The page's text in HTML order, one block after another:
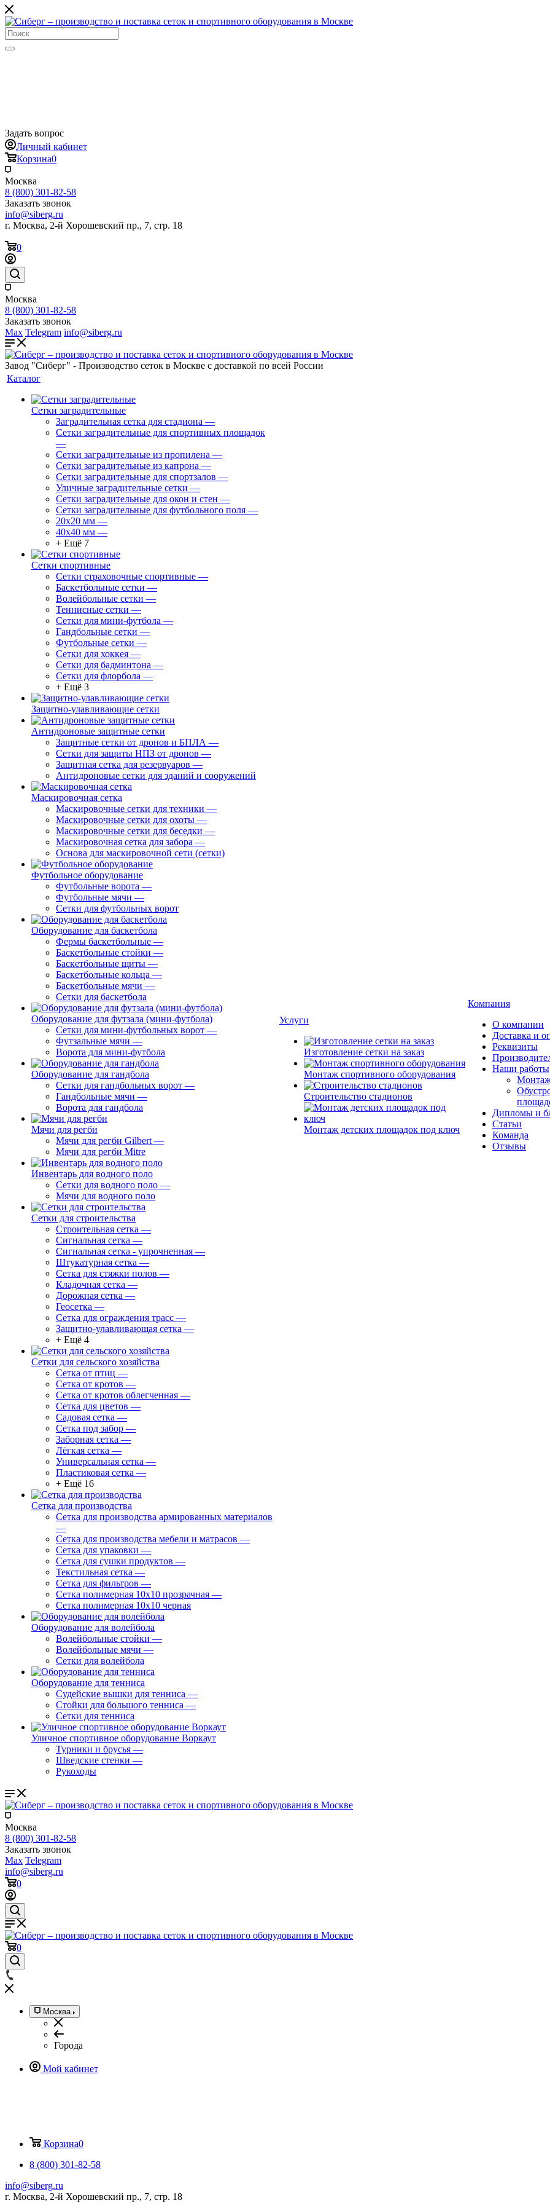
Задать вопрос
Личный кабинет
Корзина0
Москва
8 (800) 301-82-58
Заказать звонок
info@siberg.ru
г. Москва, 2-й Хорошевский пр., 7, стр. 18
0
Москва
8 (800) 301-82-58
Заказать звонок
Max Telegram info@siberg.ru
Завод "Сиберг" - Производство сеток в Москве с доставкой по всей России
Каталог
Сетки заградительные
Заградительная сетка для стадиона —
Сетки заградительные для спортивных площадок
—
Сетки заградительные из пропилена —
Сетки заградительные из капрона —
Сетки заградительные для спортзалов —
Уличные заградительные сетки —
Сетки заградительные для окон и стен —
Сетки заградительные для футбольного поля —
20х20 мм —
40х40 мм —
+ Ещё 7
Сетки спортивные
Сетки страховочные спортивные —
Баскетбольные сетки —
Волейбольные сетки —
Теннисные сетки —
Сетки для мини-футбола —
Гандбольные сетки —
Футбольные сетки —
Сетки для хоккея —
Сетки для бадминтона —
Сетки для флорбола —
+ Ещё 3
Защитно-улавливающие сетки
Антидроновые защитные сетки
Защитные сетки от дронов и БПЛА —
Сетки для защиты НПЗ от дронов —
Защитная сетка для резервуаров —
Антидроновые сетки для зданий и сооружений
Маскировочная сетка
Маскировочные сетки для техники —
Маскировочные сетки для охоты —
Маскировочные сетки для беседки —
Маскировочная сетка для забора —
Основа для маскировочной сети (сетки)
Футбольное оборудование
Футбольные ворота —
Футбольные мячи —
Сетки для футбольных ворот
Оборудование для баскетбола
Фермы баскетбольные —
Баскетбольные стойки —
Баскетбольные щиты —
Баскетбольные кольца —
Баскетбольные мячи —
Сетки для баскетбола
Оборудование для футзала (мини-футбола)
Сетки для мини-футбольных ворот —
Футзальные мячи —
Ворота для мини-футбола
Оборудование для гандбола
Сетки для гандбольных ворот —
Гандбольные мячи —
Ворота для гандбола
Мячи для регби
Мячи для регби Gilbert —
Мячи для регби Mitre
Инвентарь для водного поло
Сетки для водного поло —
Мячи для водного поло
Сетки для строительства
Строительная сетка —
Сигнальная сетка —
Сигнальная сетка - упрочненная —
Штукатурная сетка —
Сетка для стяжки полов —
Кладочная сетка —
Дорожная сетка —
Геосетка —
Сетка для ограждения трасс —
Защитно-улавливающая сетка —
+ Ещё 4
Сетки для сельского хозяйства
Сетка от птиц —
Сетка от кротов —
Сетка от кротов облегченная —
Сетка для цветов —
Садовая сетка —
Сетка под забор —
Заборная сетка —
Лёгкая сетка —
Универсальная сетка —
Пластиковая сетка —
+ Ещё 16
Сетка для производства
Сетка для производства армированных материалов
—
Сетка для производства мебели и матрасов —
Сетка для упаковки —
Сетка для сушки продуктов —
Текстильная сетка —
Сетка для фильтров —
Сетка полимерная 10х10 прозрачная —
Сетка полимерная 10х10 черная
Оборудование для волейбола
Волейбольные стойки —
Волейбольные мячи —
Сетки для волейбола
Оборудование для тенниса
Судейские вышки для тенниса —
Стойки для большого тенниса —
Сетки для тенниса
Уличное спортивное оборудование Воркаут
Турники и брусья —
Шведские стенки —
Рукоходы
Услуги
Изготовление сетки на заказ
Монтаж спортивного оборудования
Строительство стадионов
Монтаж детских площадок под ключ
Компания
О компании
Доставка и
Реквизиты
Наши работы
Дипломы и
Статьи
Команда
Отзывы
Москва
8 (800) 301-82-58
Заказать звонок
Max Telegram
info@siberg.ru
0
0
Москва
Города
Мой кабинет
Корзина0
8 (800) 301-82-58
info@siberg.ru
г. Москва, 2-й Хорошевский пр., 7, стр. 18